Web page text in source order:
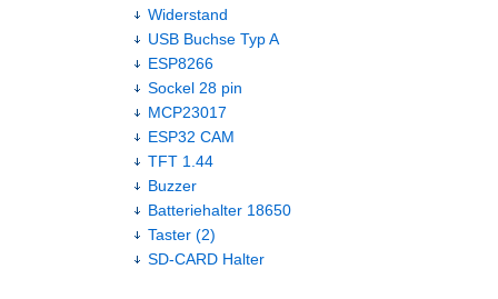
Widerstand
USB Buchse Typ A
ESP8266
Sockel 28 pin
MCP23017
ESP32 CAM
TFT 1.44
Buzzer
Batteriehalter 18650
Taster (2)
SD-CARD Halter